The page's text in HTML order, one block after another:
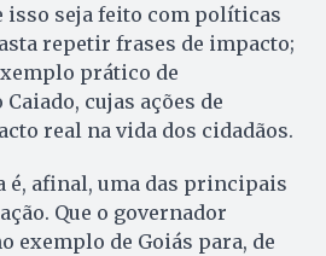
isso seja feito com políticas
repetir frases de impacto;
prático de
cujas ações de
real na vida dos cidadãos.
é, afinal, uma das principais
Que o governador
exemplo de Goiás para, de